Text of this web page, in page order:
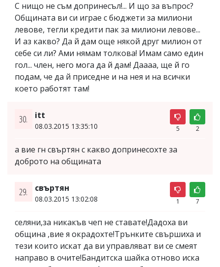
С нищо не съм допринесъл!... И що за въпрос?
Общината ви си играе с бюджети за милиони
левове, тегли кредити пак за милиони левове...
И аз какво? Да й дам още някой друг милион от
себе си ли? Ами нямам толкова! Имам само един
гол... член, него мога да й дам! Даааа, ще й го
подам, че да й приседне и на нея и на всички
което работят там!
30. itt
08.03.2015 13:35:10 5 2
а вие гн свъртян с какво допринесохте за
доброто на общината
29. свъртян
08.03.2015 13:02:08 1 7
селяни,за никакъв чеп не ставате!Дадоха ви
община ,вие я окрадохте!Трънките свършиха и
тези които искат да ви управляват ви се смеят
направо в очите!Бандитска шайка отново иска